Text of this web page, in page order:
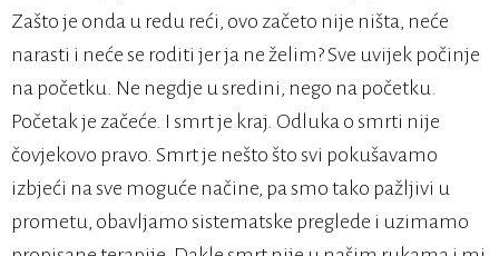
Zašto je onda u redu reći, ovo začeto nije ništa, neće
narasti i neće se roditi jer ja ne želim? Sve uvijek počinje
na početku. Ne negdje u sredini, nego na početku.
Početak je začeće. I smrt je kraj. Odluka o smrti nije
čovjekovo pravo. Smrt je nešto što svi pokušavamo
izbjeći na sve moguće načine, pa smo tako pažljivi u
prometu, obavljamo sistematske preglede i uzimamo